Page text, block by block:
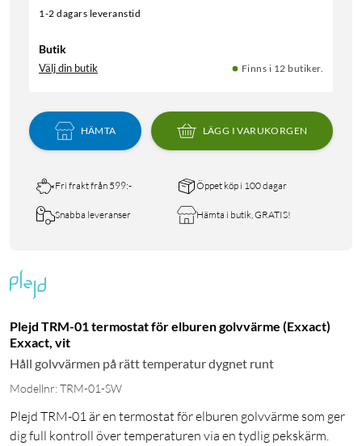
1-2 dagars leveranstid
Butik
Välj din butik Finns i 12 butiker.
HÄMTA LÄGG I VARUKORGEN
Fri frakt från 599:- Öppet köp i 100 dagar
Snabba leveranser Hämta i butik, GRATIS!
Plejd TRM-01 termostat för elburen golvvärme (Exxact)
Exxact, vit
Håll golvvärmen på rätt temperatur dygnet runt
Modellnr: TRM-01-SW
Plejd TRM-01 är en termostat för elburen golvvärme som ger
dig full kontroll över temperaturen via en tydlig pekskärm.